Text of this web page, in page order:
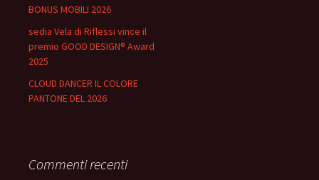
BONUS MOBILI 2026
sedia Vela di Riflessi vince il
premio GOOD DESIGN® Award
2025
CLOUD DANCER IL COLORE
PANTONE DEL 2026
Commenti recenti